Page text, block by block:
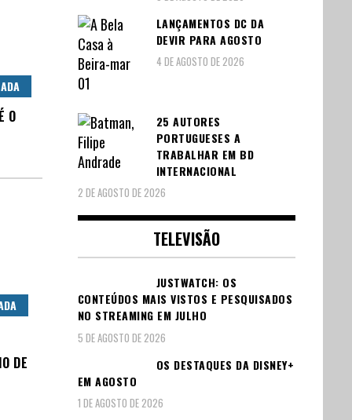
O
DE
LANÇAMENTOS DC DA
DEVIR PARA AGOSTO
4 DE AGOSTO DE 2026
25 AUTORES
PORTUGUESES A
TRABALHAR EM BD
INTERNACIONAL
2 DE AGOSTO DE 2026
TELEVISÃO
JUSTWATCH: OS
CONTEÚDOS MAIS VISTOS E PESQUISADOS
NO STREAMING EM JULHO
5 DE AGOSTO DE 2026
OS DESTAQUES DA DISNEY+
EM AGOSTO
1 DE AGOSTO DE 2026